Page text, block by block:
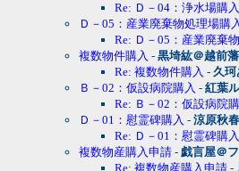
Re: Ｄ－04：浄水場購入
Ｄ－05：産業廃棄物処理場購
Re: Ｄ－05：産業廃棄
複数物件購入 - 黒埼紘＠越前
Re: 複数物件購入 - 久珂
Ｂ－02：仮設病院購入 - 紅葉
Re: Ｂ－02：仮設病院
Ｄ－01：慰霊碑購入 - 涼原秋
Re: Ｄ－01：慰霊碑購入
複数物産購入申請 - 戯言屋＠
Re: 複数物産購入申請 -